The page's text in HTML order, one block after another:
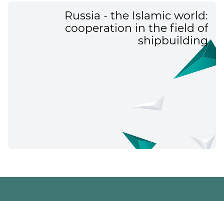
Russia - the Islamic world:
cooperation in the field of
shipbuilding